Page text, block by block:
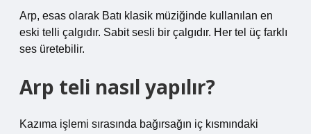
Arp, esas olarak Batı klasik müziğinde kullanılan en
eski telli çalgıdır. Sabit sesli bir çalgıdır. Her tel üç farklı
ses üretebilir.
Arp teli nasıl yapılır?
Kazıma işlemi sırasında bağırsağın iç kısmındaki